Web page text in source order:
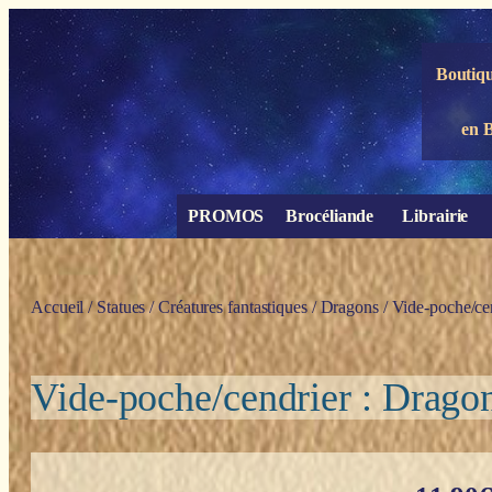
Panneau de gestion des cookies
en
PROMOS Brocéliande Librairie
Accueil /Statues/Créatures fantastiques/Dragons/ Vide-poche/
Vide-poche/cendrier :